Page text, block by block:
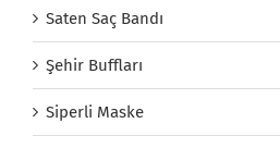
Saten Saç Bandı
Şehir Buffları
Siperli Maske